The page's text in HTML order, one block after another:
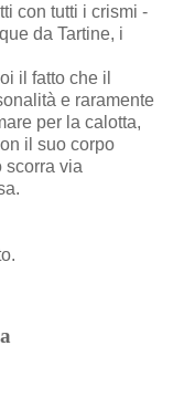
con tutti i crismi -
da Tartine, i
il fatto che il
e raramente
per la calotta,
il suo corpo
scorra via